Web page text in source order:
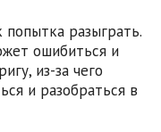
разыграть.
ошибиться и
из-за чего
и разобраться в